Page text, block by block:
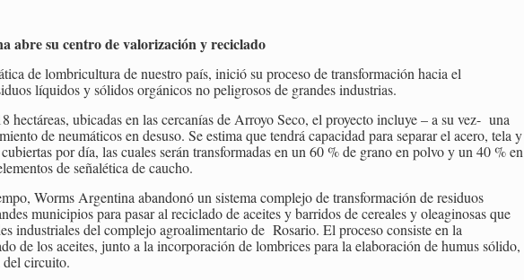
abre su centro de valorización y reciclado
de lombricultura de nuestro país, inició su proceso de transformación hacia el
líquidos y sólidos orgánicos no peligrosos de grandes industrias.
hectáreas, ubicadas en las cercanías de Arroyo Seco, el proyecto incluye – a su vez- una
de neumáticos en desuso. Se estima que tendrá capacidad para separar el acero, tela y
por día, las cuales serán transformadas en un 60 % de grano en polvo y un 40 % en
de señalética de caucho.
Worms Argentina abandonó un sistema complejo de transformación de residuos
municipios para pasar al reciclado de aceites y barridos de cereales y oleaginosas que
industriales del complejo agroalimentario de Rosario. El proceso consiste en la
de los aceites, junto a la incorporación de lombrices para la elaboración de humus sólido,
del circuito.